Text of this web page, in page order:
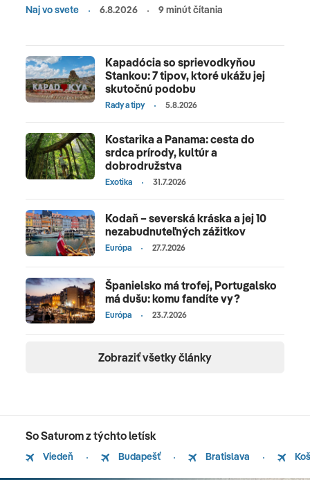
Naj vo svete 6.8.2026 9 minút čítania
Kapadócia so sprievodkyňou
Stankou: 7 tipov, ktoré ukážu jej
skutočnú podobu
Rady a tipy 5.8.2026
Kostarika a Panama: cesta do
srdca prírody, kultúr a
dobrodružstva
Exotika 31.7.2026
Kodaň – severská kráska a jej 10
nezabudnuteľných zážitkov
Európa 27.7.2026
Španielsko má trofej, Portugalsko
má dušu: komu fandíte vy?
Európa 23.7.2026
Zobraziť všetky články
So Saturom z týchto letísk
Viedeň Budapešť Bratislava